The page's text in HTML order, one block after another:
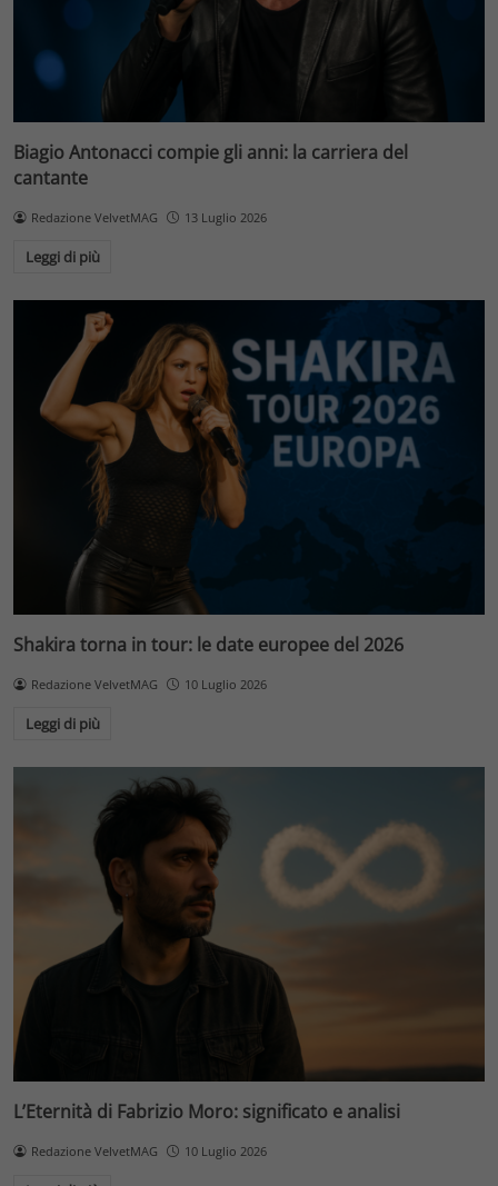
Biagio Antonacci compie gli anni: la carriera del
cantante
Redazione VelvetMAG 13 Luglio 2026
Leggi di più
Shakira torna in tour: le date europee del 2026
Redazione VelvetMAG 10 Luglio 2026
Leggi di più
L’Eternità di Fabrizio Moro: significato e analisi
Redazione VelvetMAG 10 Luglio 2026